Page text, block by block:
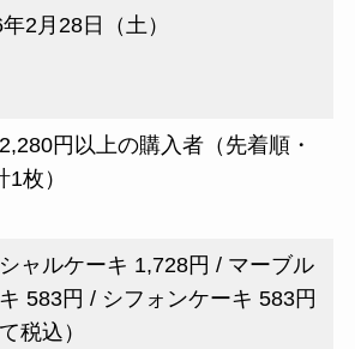
2月28日（土）
円以上の購入者（先着順・
1枚）
ャルケーキ 1,728円 / マーブル
583円 / シフォンケーキ 583円
税込）